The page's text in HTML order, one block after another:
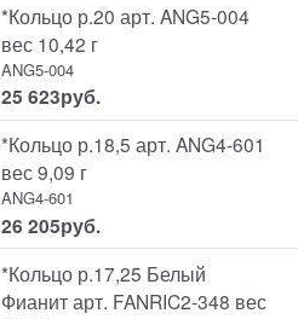
*Кольцо р.20 арт. ANG5-004
вес 10,42 г
ANG5-004
25 623руб.
*Кольцо р.18,5 арт. ANG4-601
вес 9,09 г
ANG4-601
26 205руб.
*Кольцо р.17,25 Белый
Фианит арт. FANRIC2-348 вес